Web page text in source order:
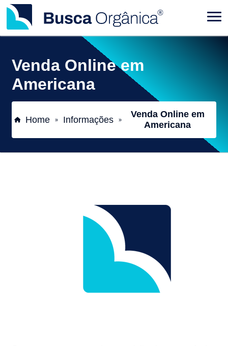
Venda Online em
Americana
Home » Informações »
Venda Online em
Americana